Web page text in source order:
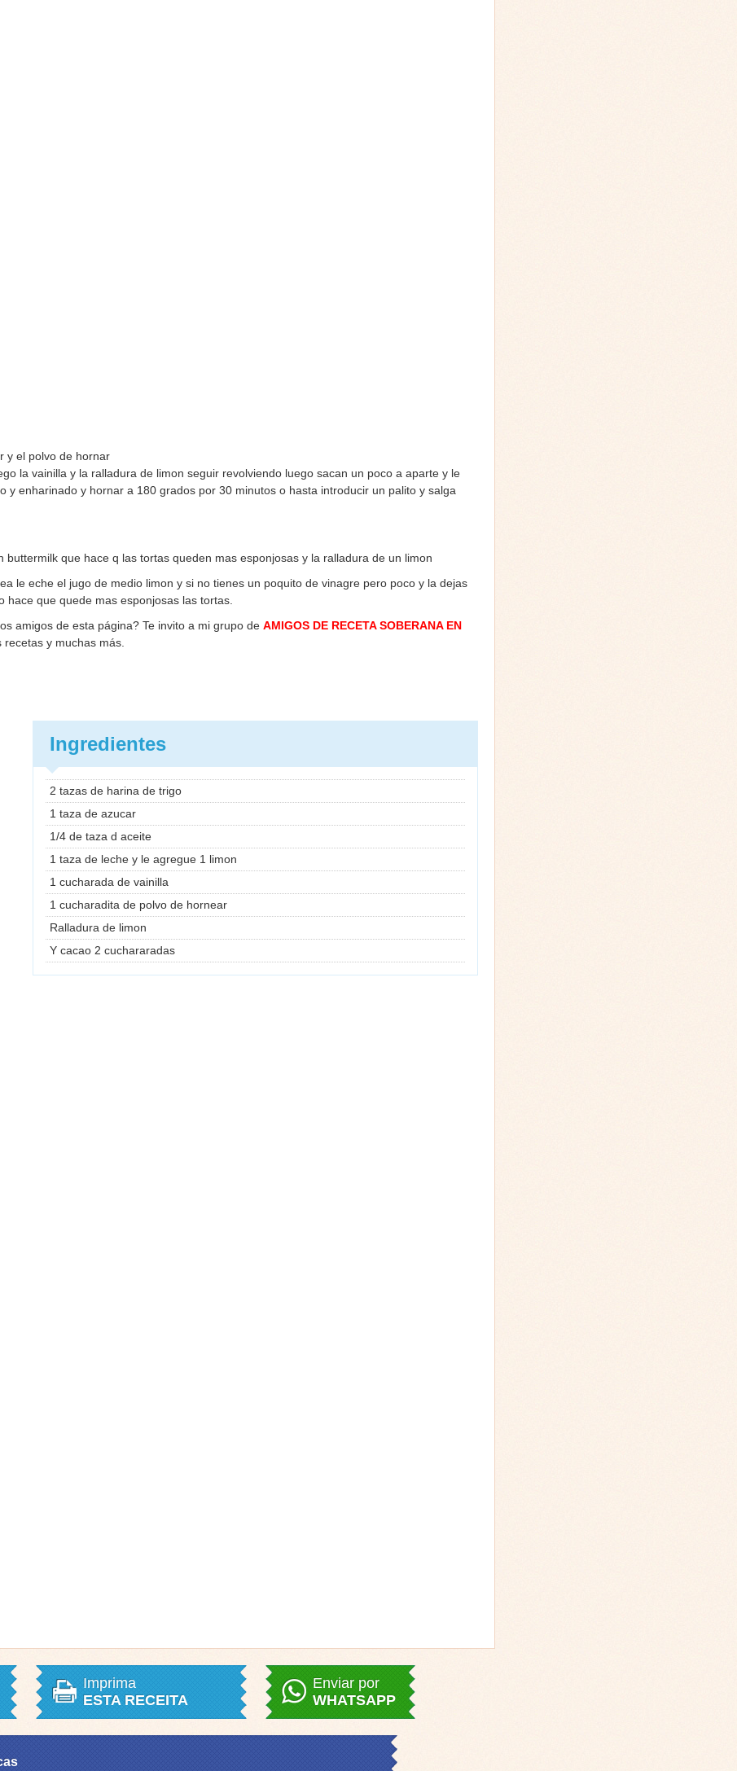
y el polvo de hornar
la vainilla y la ralladura de limon seguir revolviendo luego sacan un poco a aparte y le
y enharinado y hornar a 180 grados por 30 minutos o hasta introducir un palito y salga
que hace q las tortas queden mas esponjosas y la ralladura de un limon
le eche el jugo de medio limon y si no tienes un poquito de vinagre pero poco y la dejas
que quede mas esponjosas las tortas.
amigos de esta página? Te invito a mi grupo de AMIGOS DE RECETA SOBERANA EN
recetas y muchas más.
Ingredientes
2 tazas de harina de trigo
1 taza de azucar
1/4 de taza d aceite
1 taza de leche y le agregue 1 limon
1 cucharada de vainilla
1 cucharadita de polvo de hornear
Ralladura de limon
Y cacao 2 cuchararadas
Imprima
ESTA RECEITA
Enviar por
WHATSAPP